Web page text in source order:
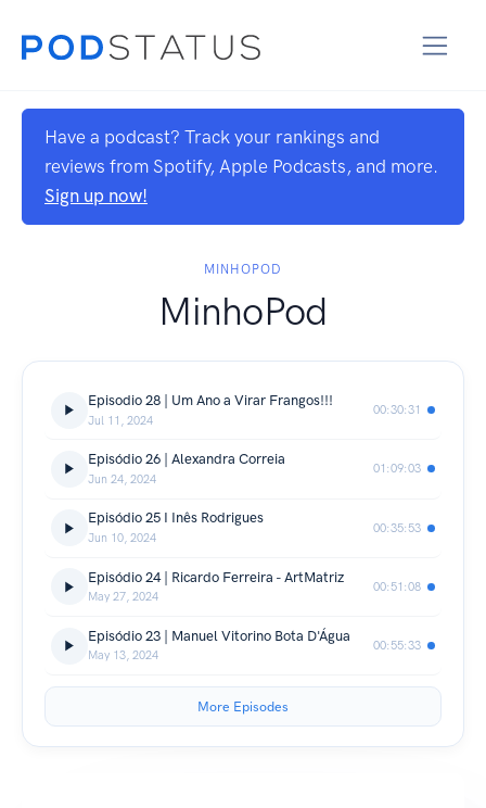
Have a podcast? Track your rankings and
reviews from Spotify, Apple Podcasts, and more.
Sign up now!
MINHOPOD
MinhoPod
Episodio 28 | Um Ano a Virar Frangos!!!
Jul 11, 2024
00:30:31
Episódio 26 | Alexandra Correia
Jun 24, 2024
01:09:03
Episódio 25 I Inês Rodrigues
Jun 10, 2024
00:35:53
Episódio 24 | Ricardo Ferreira - ArtMatriz
May 27, 2024
00:51:08
Episódio 23 | Manuel Vitorino Bota D'Água
May 13, 2024
00:55:33
More Episodes